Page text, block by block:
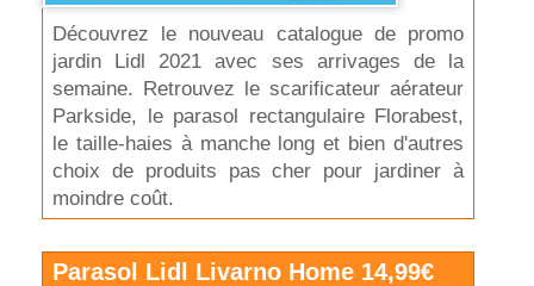
Découvrez le nouveau catalogue de promo
jardin Lidl 2021 avec ses arrivages de la
semaine. Retrouvez le scarificateur aérateur
Parkside, le parasol rectangulaire Florabest,
le taille-haies à manche long et bien d'autres
choix de produits pas cher pour jardiner à
moindre coût.
Parasol Lidl Livarno Home 14,99€